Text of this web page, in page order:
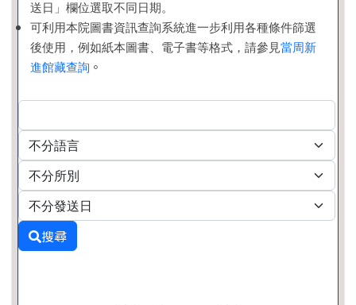
送日」欄位選取不同日期。
可利用本院圖書資訊查詢系統進一步利用各種條件篩選
後使用，例如紙本圖書、電子書等格式，請參見當周新
進館藏查詢 。
搜尋